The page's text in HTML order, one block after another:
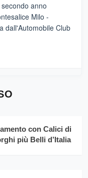
anno
Milo -
dall'Automobile Club
con Calici di
più Belli d’Italia